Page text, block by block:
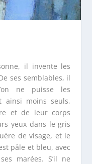
il invente les
ses semblables, il
ne puisse les
ainsi moins seuls,
et de leur corps
yeux dans le gris
de visage, et le
pâle et bleu, avec
marées. S’il ne